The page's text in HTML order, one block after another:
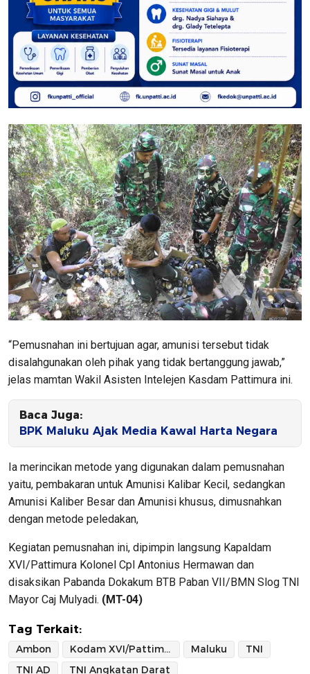
“Pemusnahan ini bertujuan agar, amunisi tersebut tidak
disalahgunakan oleh pihak yang tidak bertanggung jawab,”
jelas mamtan Wakil Asisten Intelejen Kasdam Pattimura ini.
Baca Juga:
BPK Maluku Ajak Media Kawal Harta Negara
Ia merincikan metode yang digunakan dalam pemusnahan
yaitu, pembakaran untuk Amunisi Kalibar Kecil, sedangkan
Amunisi Kaliber Besar dan Amunisi khusus, dimusnahkan
dengan metode peledakan,
Kegiatan pemusnahan ini, dipimpin langsung Kapaldam
XVI/Pattimura Kolonel Cpl Antonius Hermawan dan
disaksikan Pabanda Dokakum BTB Paban VII/BMN Slog TNI
Mayor Caj Mulyadi. (MT-04)
Tag Terkait:
Ambon Kodam XVI/Pattimura Maluku
TNI
TNI AD
TNI Angkatan Darat